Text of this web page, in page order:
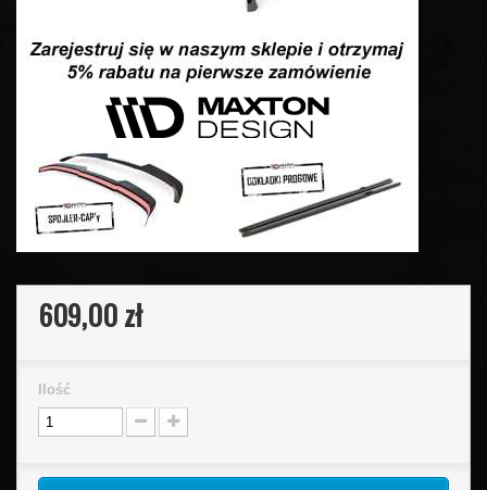
609,00 zł
Ilość